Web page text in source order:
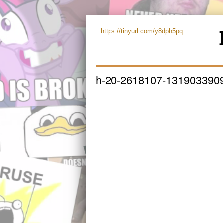
https://tinyurl.com/y8dph5pq
h-20-2618107-